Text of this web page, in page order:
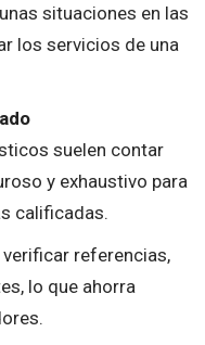
situaciones en las
los servicios de una
suelen contar
y exhaustivo para
calificadas.
referencias,
lo que ahorra